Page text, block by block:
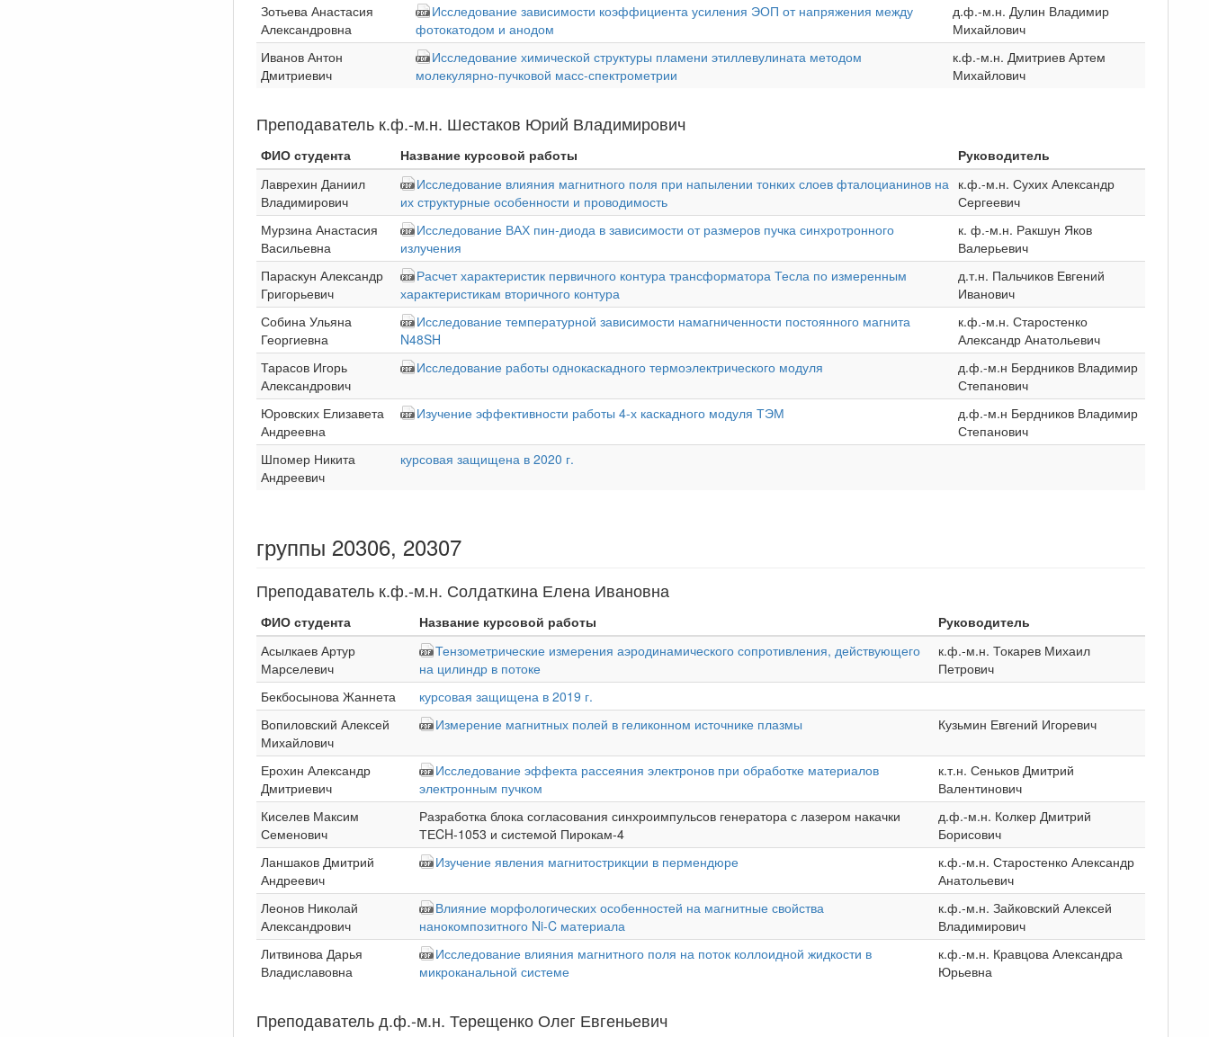
Зотьева Анастасия
Александровна
Исследование зависимости коэффициента усиления ЭОП от напряжения между
фотокатодом и анодом
д.ф.-м.н. Дулин Владимир
Михайлович
Иванов Антон
Дмитриевич
Исследование химической структуры пламени этиллевулината методом
молекулярно-пучковой масс-спектрометрии
к.ф.-м.н. Дмитриев Артем
Михайлович
Преподаватель к.ф.-м.н. Шестаков Юрий Владимирович
ФИО студента Название курсовой работы
Руководитель
Лаврехин Даниил
Владимирович
Исследование влияния магнитного поля при напылении тонких слоев фталоцианинов на
их структурные особенности и проводимость
к.ф.-м.н. Сухих Александр
Сергеевич
Мурзина Анастасия
Васильевна
Исследование ВАХ пин-диода в зависимости от размеров пучка синхротронного
излучения
к. ф.-м.н. Ракшун Яков
Валерьевич
Параскун Александр
Григорьевич
Расчет характеристик первичного контура трансформатора Тесла по измеренным
характеристикам вторичного контура
д.т.н. Пальчиков Евгений
Иванович
Собина Ульяна
Георгиевна
Исследование температурной зависимости намагниченности постоянного магнита
N48SH
к.ф.-м.н. Старостенко
Александр Анатольевич
Тарасов Игорь
Александрович
Исследование работы однокаскадного термоэлектрического модуля
д.ф.-м.н Бердников Владимир
Степанович
Юровских Елизавета
Андреевна
Изучение эффективности работы 4-х каскадного модуля ТЭМ
д.ф.-м.н Бердников Владимир
Степанович
Шпомер Никита
Андреевич
курсовая защищена в 2020 г.
группы 20306, 20307
Преподаватель к.ф.-м.н. Солдаткина Елена Ивановна
ФИО студента Название курсовой работы
Руководитель
Асылкаев Артур
Марселевич
Тензометрические измерения аэродинамического сопротивления, действующего
на цилиндр в потоке
к.ф.-м.н. Токарев Михаил
Петрович
Бекбосынова Жаннета
курсовая защищена в 2019 г.
Вопиловский Алексей
Михайлович
Измерение магнитных полей в геликонном источнике плазмы Кузьмин Евгений Игоревич
Ерохин Александр
Дмитриевич
Исследование эффекта рассеяния электронов при обработке материалов
электронным пучком
к.т.н. Сеньков Дмитрий
Валентинович
Киселев Максим
Семенович
Разработка блока согласования синхроимпульсов генератора с лазером накачки
ТЕCH-1053 и системой Пирокам-4
д.ф.-м.н. Колкер Дмитрий
Борисович
Ланшаков Дмитрий
Андреевич
Изучение явления магнитострикции в пермендюре
к.ф.-м.н. Старостенко Александр
Анатольевич
Леонов Николай
Александрович
Влияние морфологических особенностей на магнитные свойства
нанокомпозитного Ni-C материала
к.ф.-м.н. Зайковский Алексей
Владимирович
Литвинова Дарья
Владиславовна
Исследование влияния магнитного поля на поток коллоидной жидкости в
микроканальной системе
к.ф.-м.н. Кравцова Александра
Юрьевна
Преподаватель д.ф.-м.н. Терещенко Олег Евгеньевич